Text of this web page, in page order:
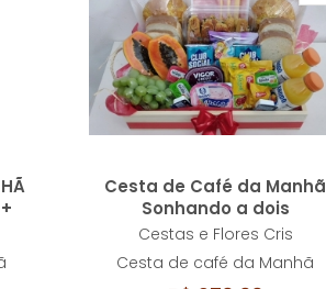
Cesta de Café da Manhã
Sonhando a dois
Cestas e Flores Cris
Cesta de café da Manhã